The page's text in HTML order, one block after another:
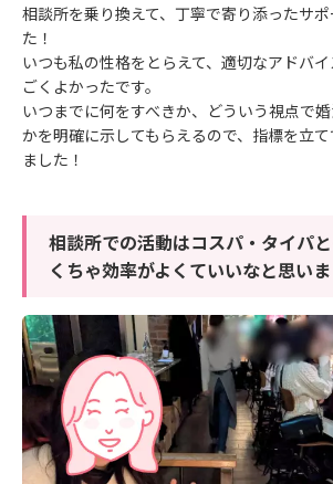
相談所を乗り換えて、丁寧で寄り添ったサ
た！
いつも私の性格をとらえて、適切なアドバ
ごくよかったです。
いつまでに何をすべきか、どういう視点で
かを明確に示してもらえるので、指標を立
ました！
相談所での活動はコスパ・タイパ
くちゃ効率がよくていいなと思いま